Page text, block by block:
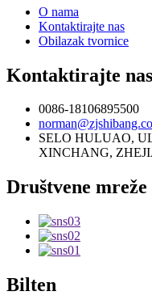
O nama
Kontaktirajte nas
Obilazak tvornice
Kontaktirajte nas
0086-18106895500
SELO HULUAO,
XINCHANG,
Društvene mreže
Bilten